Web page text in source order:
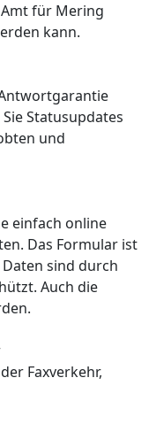
für Mering
kann.
Statusupdates
und
einfach online
Das Formular ist
sind durch
Auch die
Faxverkehr,